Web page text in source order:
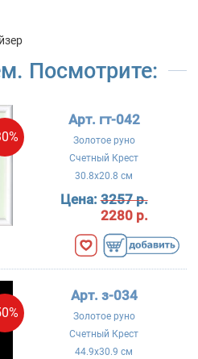
Посмотрите:
Арт. гт-042
Золотое руно
Счетный Крест
30.8x20.8 см
Цена:3257 р.
2280 р.
Арт. з-034
Золотое руно
Счетный Крест
44.9x30.9 см